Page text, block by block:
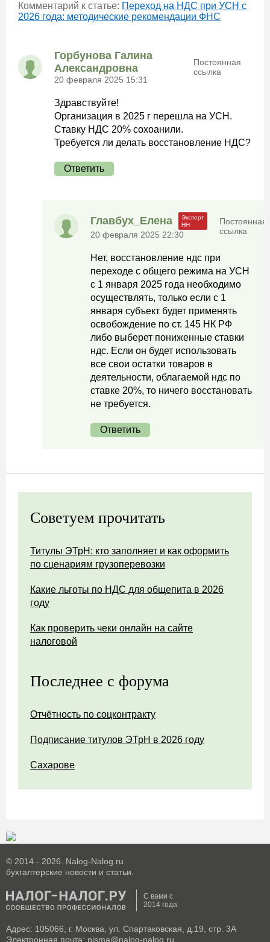
Комментарий к статье: Переход на НДС при УСН с
2026 года: методические рекомендации ФНС
Горбунова Галина
Александровна
20 февраля 2025 15:31
Постоянная
ссылка
Здравствуйте!
Организация в 2025 г перешла на УСН.
Ставку НДС 20% сохоанили.
Требуется ли делать восстановление НДС?
Ответить
Главбух_Елена
20 февраля 2025 22:30
Постоянная
ссылка
Нет, восстановление ндс при
переходе с общего режима на УСН
с 1 января 2025 года необходимо
осуществлять, только если с 1
января субъект будет применять
освобождение по ст. 145 НК РФ
либо выберет пониженные ставки
ндс. Если он будет использовать
все свои остатки товаров в
деятельности, облагаемой ндс по
ставке 20%, то ничего восстановать
не требуется.
Ответить
Советуем прочитать
Титулы ЭТрН: кто заполняет и как оформить
по сценариям грузоперевозки
Какие льготы по НДС для общепита в 2026
году
Как проверить чеки онлайн на сайте
налоговой
Последнее с форума
Отчётность по соцконтракту
Подписание титулов ЭТрН в 2026 году
Сахарове
© 2014 - 2026. Nalog-Nalog.ru
бухгалтерские новости и статьи.
С вами с
2014 года
Адрес: 105066, г. Москва, ул. Спартаковская, д.19, стр. 3А
Электронная почта: pisma@nalog-nalog.ru